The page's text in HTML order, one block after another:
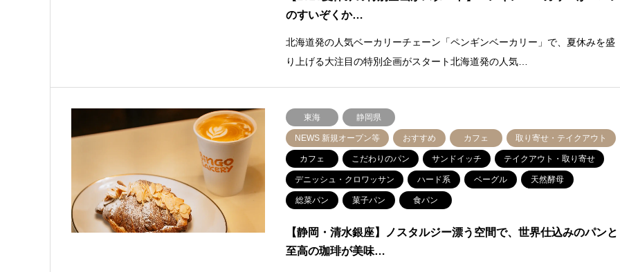
のすいぞくか…
北海道発の人気ベーカリーチェーン「ペンギンベーカリー」で、夏休みを盛
り上げる大注目の特別企画がスタート北海道発の人気…
東海 静岡県
NEWS 新規オープン等 おすすめ カフェ 取り寄せ・テイクアウト
カフェ こだわりのパン サンドイッチ テイクアウト・取り寄せ
デニッシュ・クロワッサン ハード系 ベーグル 天然酵母
総菜パン 菓子パン 食パン
【静岡・清水銀座】ノスタルジー漂う空間で、世界仕込みのパンと
至高の珈琲が美味…